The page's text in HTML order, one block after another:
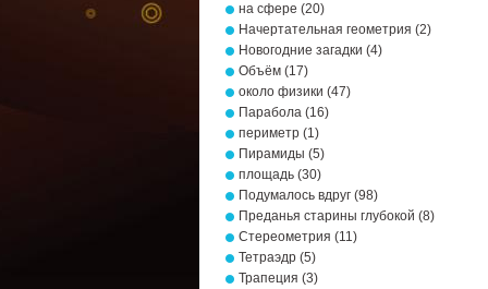
на сфере (20)
Начертательная геометрия (2)
Новогодние загадки (4)
Объём (17)
около физики (47)
Парабола (16)
периметр (1)
Пирамиды (5)
площадь (30)
Подумалось вдруг (98)
Преданья старины глубокой (8)
Стереометрия (11)
Тетраэдр (5)
Трапеция (3)